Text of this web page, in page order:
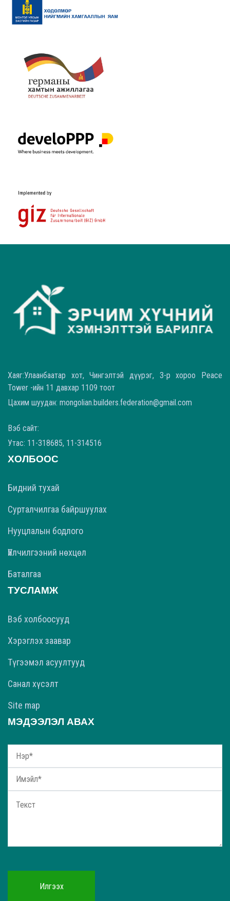
Хаяг:Улаанбаатар хот, Чингэлтэй дүүрэг, 3-р хороо Peace
Tower -ийн 11 давхар 1109 тоот
Цахим шуудан: mongolian.builders.federation@gmail.com
Вэб сайт:
Утас: 11-318685, 11-314516
ХОЛБООС
Бидний тухай
Сурталчилгаа байршуулах
Нууцлалын бодлого
Үйлчилгээний нөхцөл
Баталгаа
ТУСЛАМЖ
Вэб холбоосууд
Хэрэглэх заавар
Түгээмэл асуултууд
Санал хүсэлт
Site map
МЭДЭЭЛЭЛ АВАХ
Илгээх